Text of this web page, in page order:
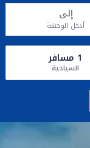
إلى
أدخل الوجهة
1 مسافر
السياحية